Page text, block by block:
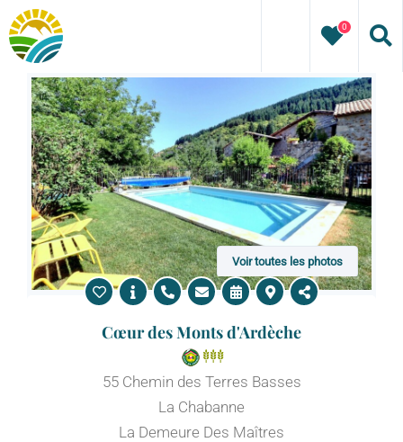
Passer
au
contenu
0
Voir toutes les photos
Cœur des Monts d'Ardèche
55 Chemin des Terres Basses
La Chabanne
La Demeure Des Maîtres